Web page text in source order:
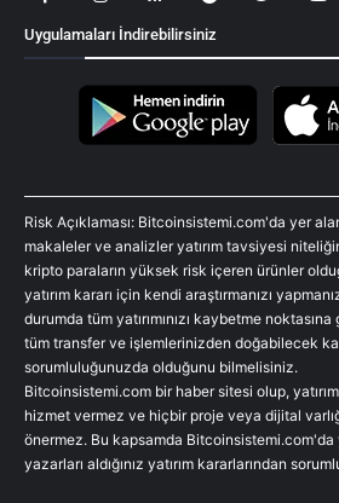
Uygulamaları İndirebilirsiniz
Risk Açıklaması: Bitcoinsistemi.com'da yer
makaleler ve analizler yatırım tavsiyesi
kripto paraların yüksek risk içeren ürünler
yatırım kararı için kendi araştırmanızı
durumda tüm yatırımınızı kaybetme
tüm transfer ve işlemlerinizden doğabilecek
sorumluluğunuzda olduğunu bilmelisiniz.
Bitcoinsistemi.com bir haber sitesi olup, yatırım
hizmet vermez ve hiçbir proje veya dijital
önermez. Bu kapsamda
yazarları aldığınız yatırım kararlarından